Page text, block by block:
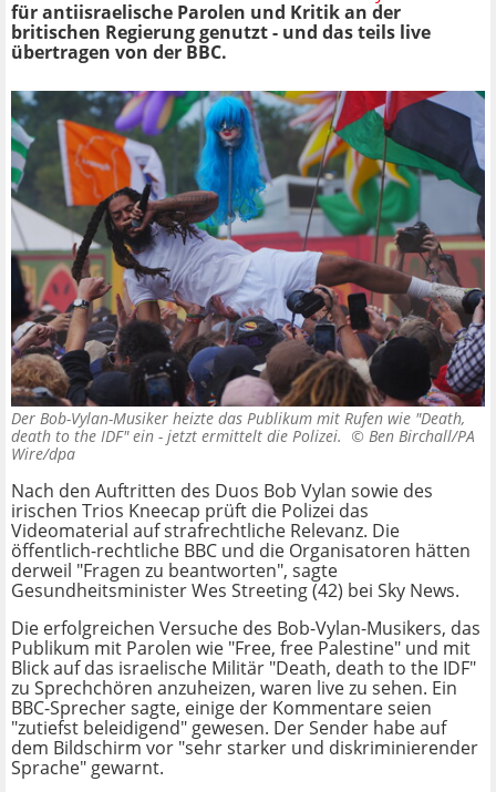
für antiisraelische Parolen und Kritik an der
britischen Regierung genutzt - und das teils live
übertragen von der BBC.
Der Bob-Vylan-Musiker heizte das Publikum mit Rufen wie "Death,
death to the IDF" ein - jetzt ermittelt die Polizei. © Ben Birchall/PA
Wire/dpa
Nach den Auftritten des Duos Bob Vylan sowie des
irischen Trios Kneecap prüft die Polizei das
Videomaterial auf strafrechtliche Relevanz. Die
öffentlich-rechtliche BBC und die Organisatoren hätten
derweil "Fragen zu beantworten", sagte
Gesundheitsminister Wes Streeting (42) bei Sky News.
Die erfolgreichen Versuche des Bob-Vylan-Musikers, das
Publikum mit Parolen wie "Free, free Palestine" und mit
Blick auf das israelische Militär "Death, death to the IDF"
zu Sprechchören anzuheizen, waren live zu sehen. Ein
BBC-Sprecher sagte, einige der Kommentare seien
"zutiefst beleidigend" gewesen. Der Sender habe auf
dem Bildschirm vor "sehr starker und diskriminierender
Sprache" gewarnt.